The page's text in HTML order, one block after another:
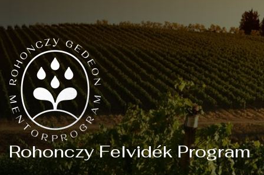
Rohonczy Felvidék Program